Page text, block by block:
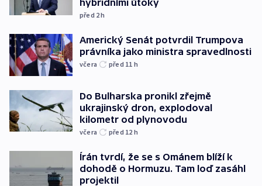
hybridními útoky
před 2h
Americký Senát potvrdil Trumpova
právníka jako ministra spravedlnosti
včera před 11 h
Do Bulharska pronikl zřejmě
ukrajinský dron, explodoval
kilometr od plynovodu
včera před 12 h
Írán tvrdí, že se s Ománem blíží k
dohodě o Hormuzu. Tam loď zasáhl
projektil